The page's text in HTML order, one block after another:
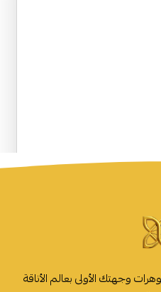
وجهتك الأولى بعالم الأناقة